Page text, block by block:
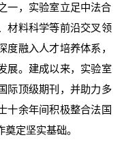
一，实验室立足中法合
材料科学等前沿交叉领
融入人才培养体系，
展。建成以来，实验室
际顶级期刊，并助力多
十余年间积极整合法国
定坚实基础。